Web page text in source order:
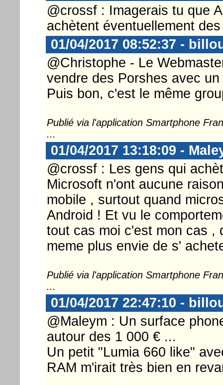
@crossf : Imagerais tu que
achètent éventuellement
01/04/2017 08:52:37 -
@Christophe - Le
vendre des Porshes avec
Puis bon, c'est le même
Publié via l'application Smartphone
...
01/04/2017 13:18:09 -
@crossf : Les gens qui
Microsoft n'ont aucune
mobile , surtout quand
Android ! Et vu le
tout cas moi c'est mon cas ,
meme plus envie de s'
Publié via l'application Smartphone
...
01/04/2017 22:47:10 -
@Maleym : Un surface
autour des 1 000 € ...
Un petit "Lumia 660 like"
RAM m'irait très bien en